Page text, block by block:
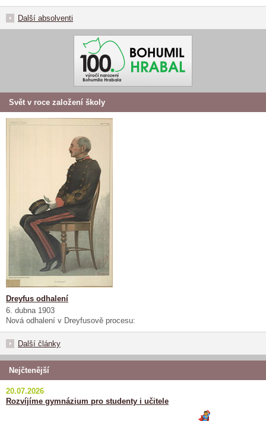
Další absolventi
Svět v roce založení školy
Dreyfus odhalení
6. dubna 1903
Nová odhalení v Dreyfusově procesu:
Další články
Nejčtenější
20.07.2026
Rozvíjíme gymnázium pro studenty i učitele